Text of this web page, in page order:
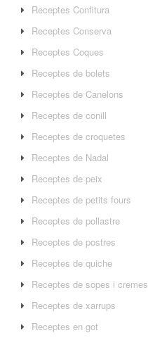
Receptes Confitura
Receptes Conserva
Receptes Coques
Receptes de bolets
Receptes de Canelons
Receptes de conill
Receptes de croquetes
Receptes de Nadal
Receptes de peix
Receptes de petits fours
Receptes de pollastre
Receptes de postres
Receptes de quiche
Receptes de sopes i cremes
Receptes de xarrups
Receptes en got